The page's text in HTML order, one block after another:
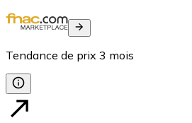
Tendance de prix 3 mois